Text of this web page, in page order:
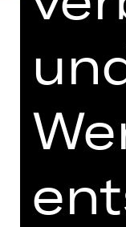
In
Übertiteln
München